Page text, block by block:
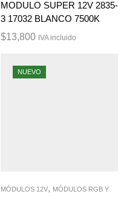
MODULO SUPER 12V 2835-
3 17032 BLANCO 7500K
$13,800 IVA incluido
NUEVO
MÓDULOS 12V, MÓDULOS RGB Y